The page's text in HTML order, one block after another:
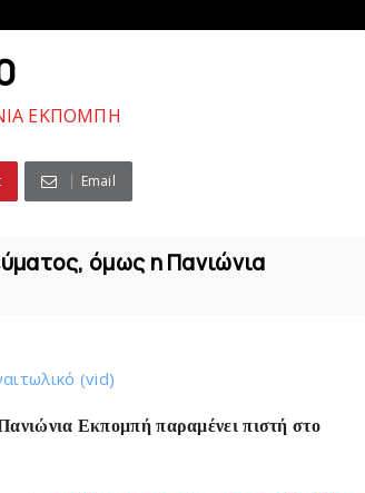
ΕΚΠΟΜΠΗ
Email
όμως η Πανιώνια
(vid)
Εκπομπή παραμένει πιστή στο